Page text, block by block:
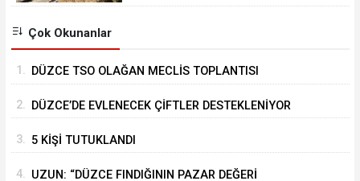
Çok Okunanlar
1. DÜZCE TSO OLAĞAN MECLİS TOPLANTISI
2. DÜZCE’DE EVLENECEK ÇİFTLER DESTEKLENİYOR
3. 5 KİŞİ TUTUKLANDI
4. UZUN: “DÜZCE FINDIĞININ PAZAR DEĞERİ